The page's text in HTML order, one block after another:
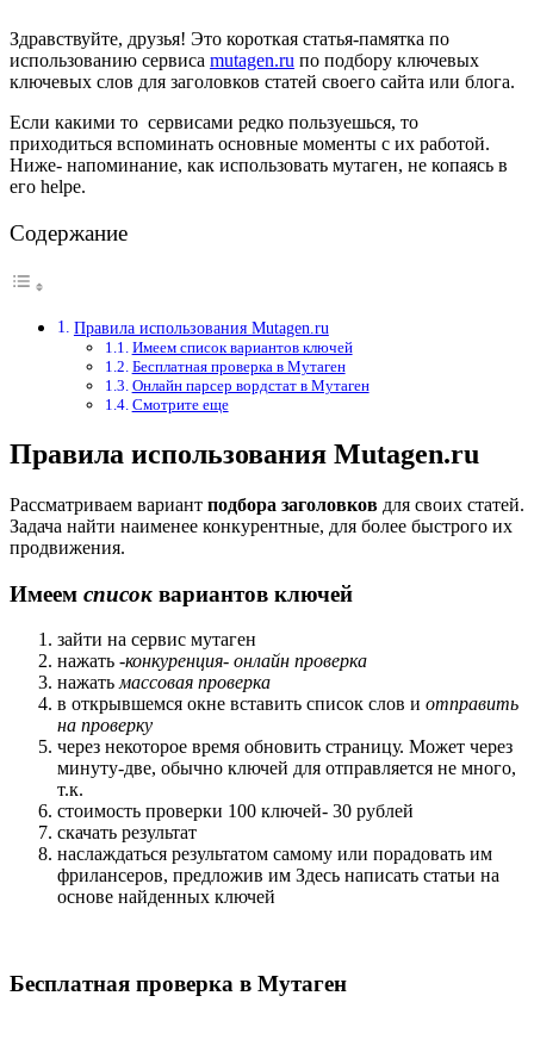
Здравствуйте, друзья! Это короткая статья-памятка по
использованию сервиса mutagen.ru по подбору ключевых
ключевых слов для заголовков статей своего сайта или блога.
Если какими то сервисами редко пользуешься, то
приходиться вспоминать основные моменты с их работой.
Ниже- напоминание, как использовать мутаген, не копаясь в
его helpe.
Содержание
Правила использования Mutagen.ru
Имеем список вариантов ключей
Бесплатная проверка в Мутаген
Онлайн парсер вордстат в Мутаген
Смотрите еще
Правила использования Mutagen.ru
Рассматриваем вариант подбора заголовков для своих статей.
Задача найти наименее конкурентные, для более быстрого их
продвижения.
Имеем список вариантов ключей
зайти на сервис мутаген
нажать -конкуренция- онлайн проверка
нажатьмассовая проверка
в открывшемся окне вставить список слов и отправить
на проверку
через некоторое время обновить страницу. Может через
минуту-две, обычно ключей для отправляется не много,
т.к.
стоимость проверки 100 ключей- 30 рублей
скачать результат
наслаждаться результатом самому или порадовать им
фрилансеров, предложив им Здесь написать статьи на
основе найденных ключей
Бесплатная проверка в Мутаген